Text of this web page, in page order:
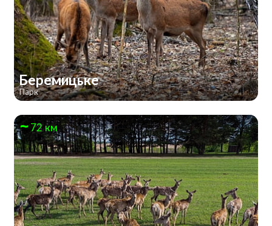
Беремицьке
Парк
72 км